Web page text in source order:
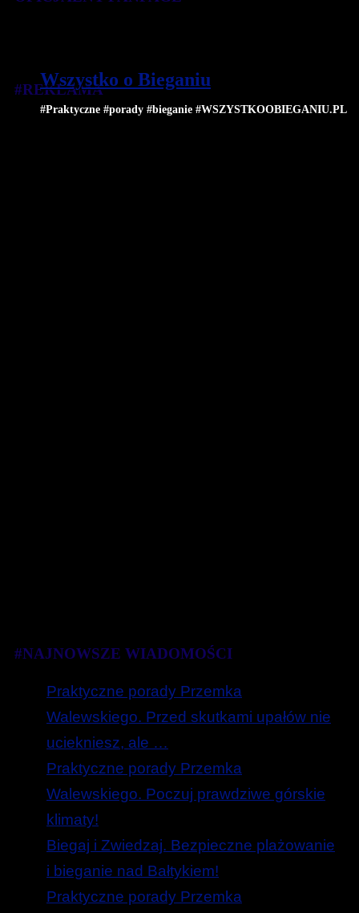
Wszystko o Bieganiu
#Praktyczne #porady #bieganie #WSZYSTKOOBIEGANIU.PL
#REKLAMA
#NAJNOWSZE WIADOMOŚCI
Praktyczne porady Przemka
Walewskiego. Przed skutkami upałów nie
uciekniesz, ale …
Praktyczne porady Przemka
Walewskiego. Poczuj prawdziwe górskie
klimaty!
Biegaj i Zwiedzaj. Bezpieczne plażowanie
i bieganie nad Bałtykiem!
Praktyczne porady Przemka